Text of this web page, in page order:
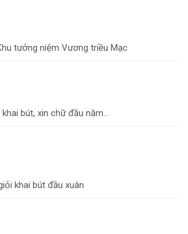
tưởng niệm Vương triều Mạc
bút, xin chữ đầu năm...
khai bút đầu xuân